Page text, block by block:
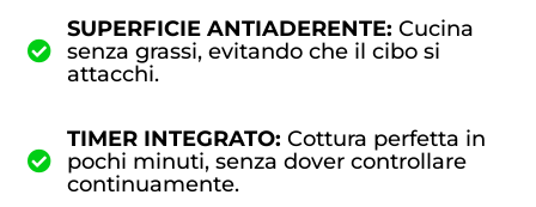
SUPERFICIE ANTIADERENTE: Cucina
senza grassi, evitando che il cibo si
attacchi.
TIMER INTEGRATO: Cottura perfetta in
pochi minuti, senza dover controllare
continuamente.